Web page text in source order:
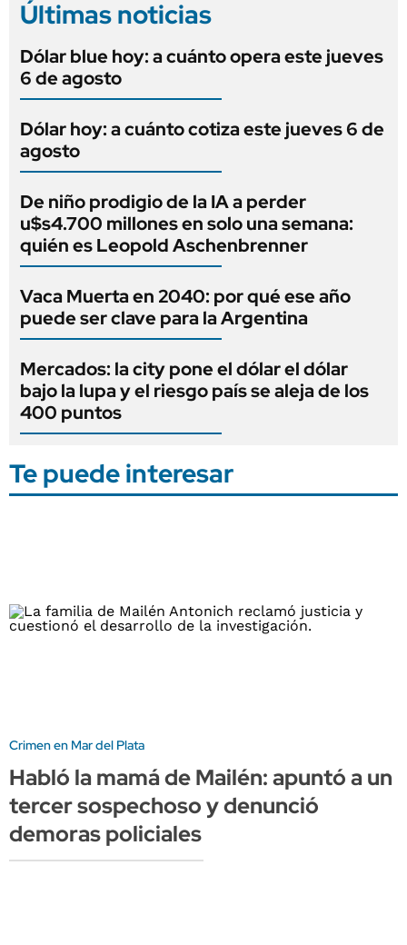
Últimas noticias
Dólar blue hoy: a cuánto opera este jueves
6 de agosto
Dólar hoy: a cuánto cotiza este jueves 6 de
agosto
De niño prodigio de la IA a perder
u$s4.700 millones en solo una semana:
quién es Leopold Aschenbrenner
Vaca Muerta en 2040: por qué ese año
puede ser clave para la Argentina
Mercados: la city pone el dólar el dólar
bajo la lupa y el riesgo país se aleja de los
400 puntos
Te puede interesar
Crimen en Mar del Plata
Habló la mamá de Mailén: apuntó a un
tercer sospechoso y denunció
demoras policiales